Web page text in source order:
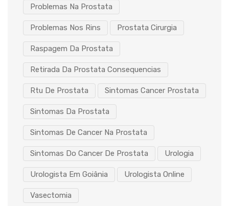
Problemas Na Prostata
Problemas Nos Rins Prostata Cirurgia
Raspagem Da Prostata
Retirada Da Prostata Consequencias
Rtu De Prostata Sintomas Cancer Prostata
Sintomas Da Prostata
Sintomas De Cancer Na Prostata
Sintomas Do Cancer De Prostata Urologia
Urologista Em Goiânia Urologista Online
Vasectomia